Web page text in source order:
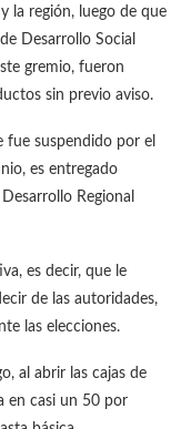
la región, luego de que
Desarrollo Social
gremio, fueron
sin previo aviso.
fue suspendido por el
es entregado
Regional
es decir, que le
de las autoridades,
las elecciones.
al abrir las cajas de
en casi un 50 por